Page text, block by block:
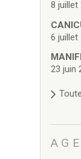
8 juillet
6 juillet
23 juin